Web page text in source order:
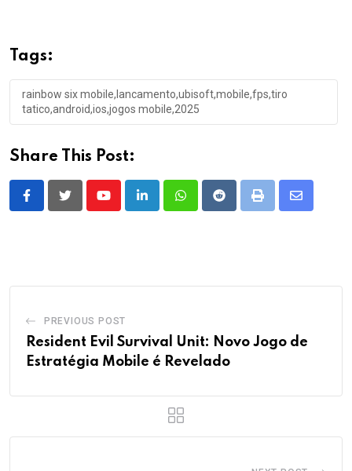
Tags:
rainbow six mobile,lancamento,ubisoft,mobile,fps,tiro
tatico,android,ios,jogos mobile,2025
Share This Post:
YoutubeLinkedInWhatsappRedditPrint
Share
PREVIOUS POST
Resident Evil Survival Unit: Novo Jogo de
Estratégia Mobile é Revelado